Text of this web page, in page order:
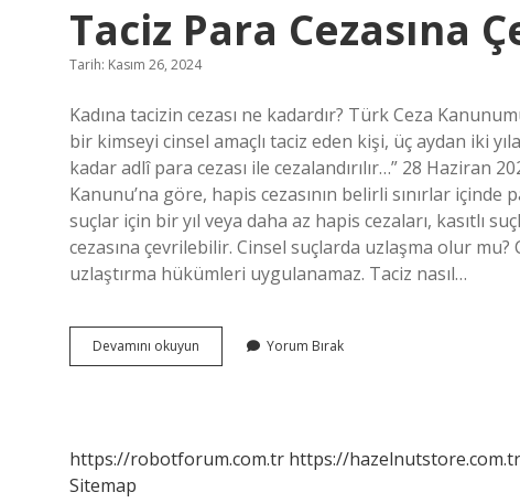
Taciz Para Cezasına
Tarih: Kasım 26, 2024
Kadına tacizin cezası ne kadardır? Türk Ceza
bir kimseyi cinsel amaçlı taciz eden kişi, üç aydan iki
kadar adlî para cezası ile cezalandırılır…” 28 Haziran
Kanunu’na göre, hapis cezasının belirli sınırlar
suçlar için bir yıl veya daha az hapis cezaları, kasıtlı
cezasına çevrilebilir. Cinsel suçlarda uzlaşma olur
uzlaştırma hükümleri uygulanamaz. Taciz nasıl…
Devamını okuyun
Para
Yorum Bırak
https://robotforum.com.tr https://hazelnutstore.com.tr
Sitemap